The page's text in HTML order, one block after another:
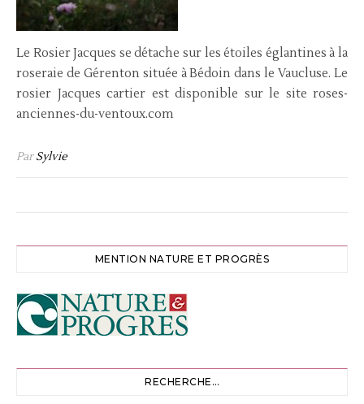
Le Rosier Jacques se détache sur les étoiles églantines à la
roseraie de Gérenton située à Bédoin dans le Vaucluse. Le
rosier Jacques cartier est disponible sur le site roses-
anciennes-du-ventoux.com
ParSylvie
MENTION NATURE ET PROGRÈS
RECHERCHE…